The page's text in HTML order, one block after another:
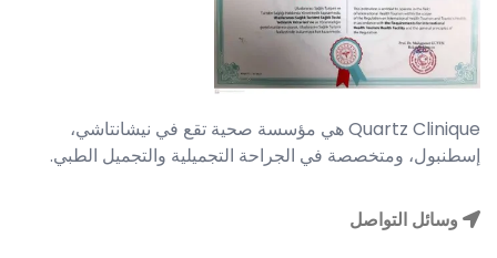
Quartz Clinique هي مؤسسة صحية تقع في نيشانتاشي،
إسطنبول، ومتخصصة في الجراحة التجميلية والتجميل الطبي.
وسائل التواصل